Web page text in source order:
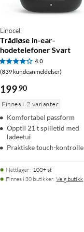
Linocell
Trådløse in-ear-
hodetelefoner Svart
4.0
(839 kundeanmeldelser)
199 90
Finnes i 2 varianter
Komfortabel passform
Opptil 21 t spilletid med
ladeetui
Praktiske touch-
Nettlager: 100+ st
Finnes i 30 butikker. Velg butikk